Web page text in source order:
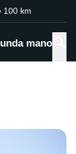
100 km
mano